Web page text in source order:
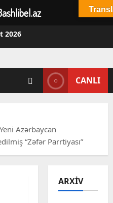
2026
CANLI
Azərbaycan
“Zəfər Parrtiyası”
ARXIV